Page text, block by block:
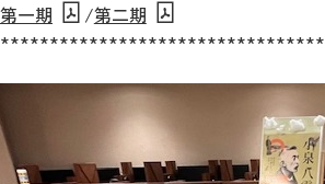
第一期
/第二期